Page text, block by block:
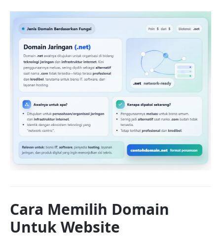
Cara Memilih Domain
Untuk Website